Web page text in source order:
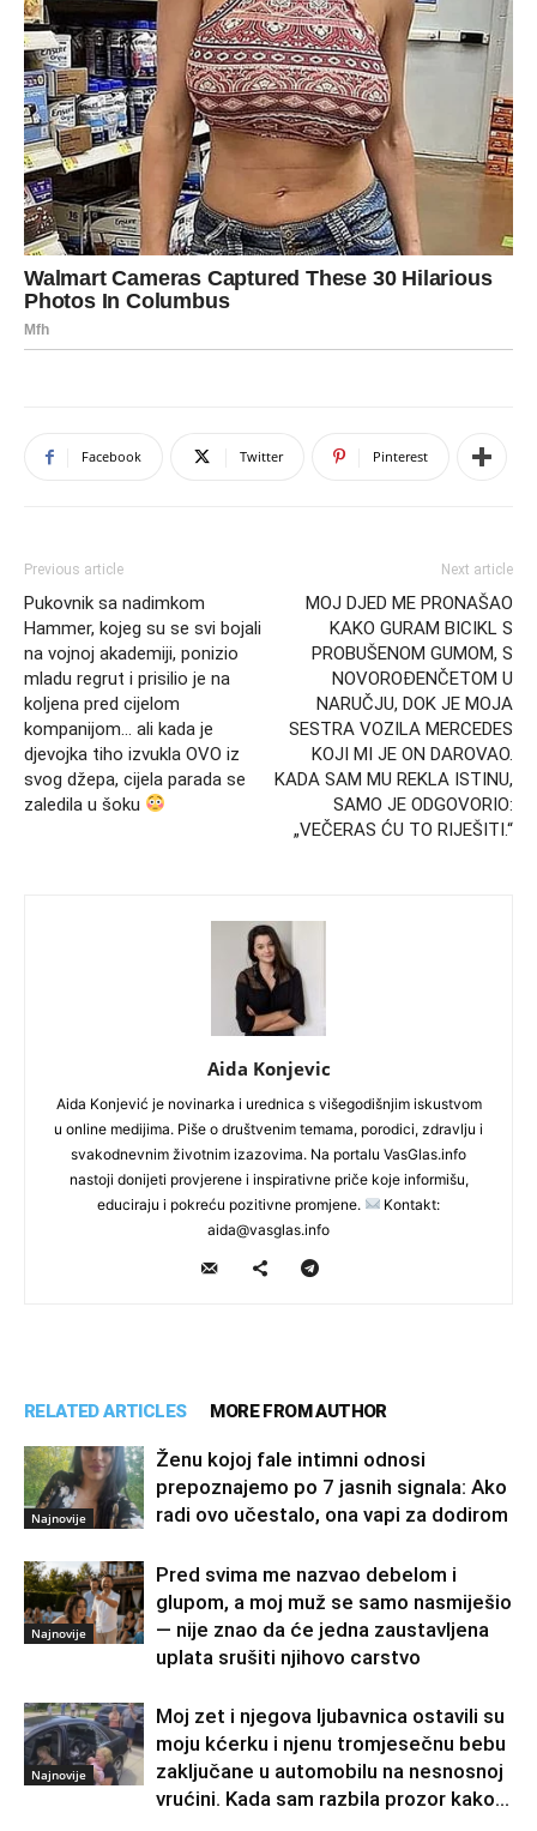
Facebook Twitter Pinterest
Previous article
Pukovnik sa nadimkom
Hammer, kojeg su se svi bojali
na vojnoj akademiji, ponizio
mladu regrut i prisilio je na
koljena pred cijelom
kompanijom… ali kada je
djevojka tiho izvukla OVO iz
svog džepa, cijela parada se
zaledila u šoku
Next article
MOJ DJED ME PRONAŠAO
KAKO GURAM BICIKL S
PROBUŠENOM GUMOM, S
NOVOROĐENČETOM U
NARUČJU, DOK JE MOJA
SESTRA VOZILA MERCEDES
KOJI MI JE ON DAROVAO.
KADA SAM MU REKLA ISTINU,
SAMO JE ODGOVORIO:
„VEČERAS ĆU TO RIJEŠITI.“
Aida Konjevic
Aida Konjević je novinarka i urednica s višegodišnjim iskustvom
u online medijima. Piše o društvenim temama, porodici, zdravlju i
svakodnevnim životnim izazovima. Na portalu VasGlas.info
nastoji donijeti provjerene i inspirativne priče koje informišu,
educiraju i pokreću pozitivne promjene.
Kontakt:
aida@vasglas.info
RELATED ARTICLES MORE FROM AUTHOR
Najnovije
Ženu kojoj fale intimni odnosi
prepoznajemo po 7 jasnih signala: Ako
radi ovo učestalo, ona vapi za dodirom
Najnovije
Pred svima me nazvao debelom i
glupom, a moj muž se samo nasmiješio
— nije znao da će jedna zaustavljena
uplata srušiti njihovo carstvo
Najnovije
Moj zet i njegova ljubavnica ostavili su
moju kćerku i njenu tromjesečnu bebu
zaključane u automobilu na nesnosnoj
vrućini. Kada sam razbila prozor kako...